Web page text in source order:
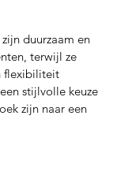
duurzaam en
terwijl ze
flexibiliteit
stijlvolle keuze
zijn naar een